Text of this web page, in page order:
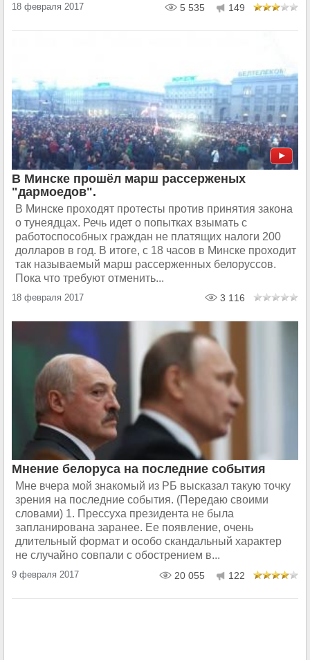
18 февраля 2017 5 535 149
В Минске прошёл марш рассерженых
"дармоедов".
В Минске проходят протесты против принятия закона
о тунеядцах. Речь идет о попытках взымать с
работоспособных граждан не платящих налоги 200
долларов в год. В итоге, с 18 часов в Минске проходит
так называемый марш рассерженных белоруссов.
Пока что требуют отменить...
18 февраля 2017 3 116
Мнение белоруса на последние события
Мне вчера мой знакомый из РБ высказал такую точку
зрения на последние события. (Передаю своими
словами) 1. Прессуха президента не была
запланирована заранее. Ее появление, очень
длительный формат и особо скандальный характер
не случайно совпали с обострением в...
9 февраля 2017 20 055 122